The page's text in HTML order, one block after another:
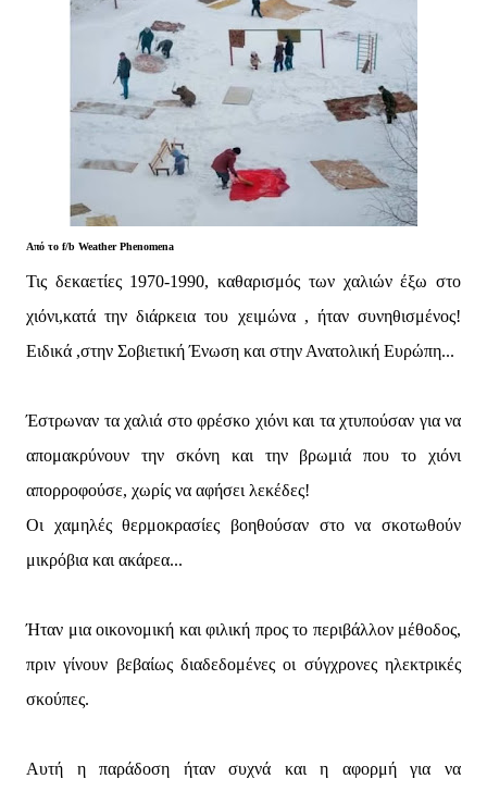
Από το f/b Weather Phenomena
Τις δεκαετίες 1970-1990, καθαρισμός των χαλιών έξω στο
χιόνι,κατά την διάρκεια του χειμώνα , ήταν συνηθισμένος!
Ειδικά ,στην Σοβιετική Ένωση και στην Ανατολική Ευρώπη...
Έστρωναν τα χαλιά στο φρέσκο χιόνι και τα χτυπούσαν για να
απομακρύνουν την σκόνη και την βρωμιά που το χιόνι
απορροφούσε, χωρίς να αφήσει λεκέδες!
Οι χαμηλές θερμοκρασίες βοηθούσαν στο να σκοτωθούν
μικρόβια και ακάρεα...
Ήταν μια οικονομική και φιλική προς το περιβάλλον μέθοδος,
πριν γίνουν βεβαίως διαδεδομένες οι σύγχρονες ηλεκτρικές
σκούπες.
Αυτή η παράδοση ήταν συχνά και η αφορμή για να